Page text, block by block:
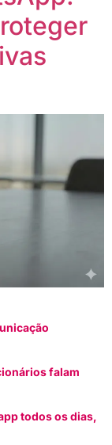
falam
todos os dias,